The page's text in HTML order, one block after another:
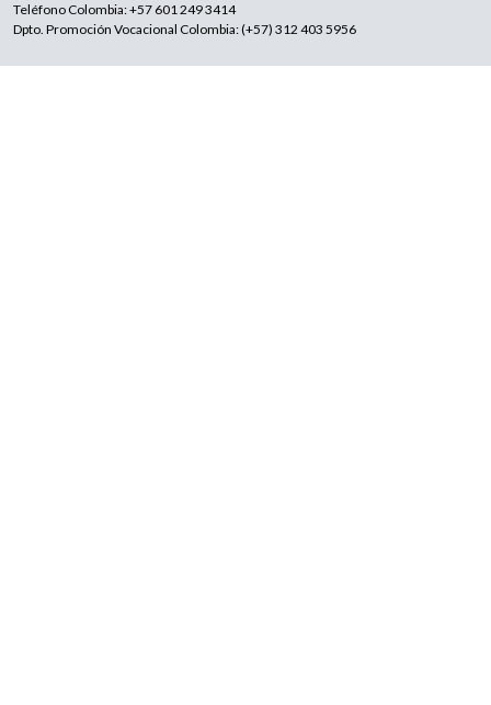
Teléfono Colombia: +57 601 249 3414
Dpto. Promoción Vocacional Colombia: (+57) 312 403 5956